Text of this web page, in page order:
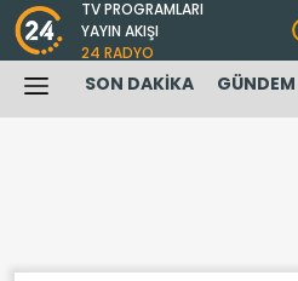
TV PROGRAMLARI
YAYIN AKIŞI
24 RADYO
SON DAKİKA GÜNDEM